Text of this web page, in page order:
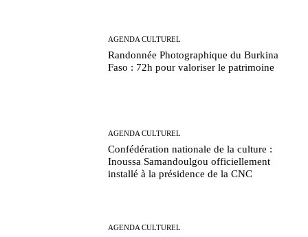
AGENDA CULTUREL
Randonnée Photographique du Burkina
Faso : 72h pour valoriser le patrimoine
AGENDA CULTUREL
Confédération nationale de la culture :
Inoussa Samandoulgou officiellement
installé à la présidence de la CNC
AGENDA CULTUREL